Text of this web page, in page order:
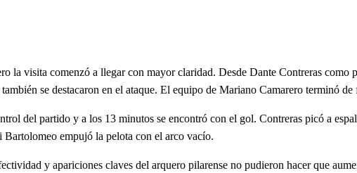
la visita comenzó a llegar con mayor claridad. Desde Dante Contreras como
se destacaron en el ataque. El equipo de Mariano Camarero terminó
del partido y a los 13 minutos se encontró con el gol. Contreras picó a
empujó la pelota con el arco vacío.
y apariciones claves del arquero pilarense no pudieron hacer que